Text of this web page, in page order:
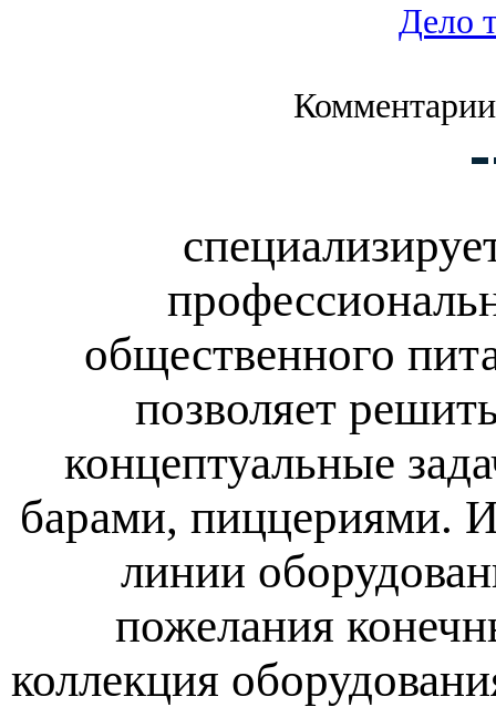
Дело
общественного
позволяет
концептуальные
барами, пиццериями.
линии
пожелания
коллекция